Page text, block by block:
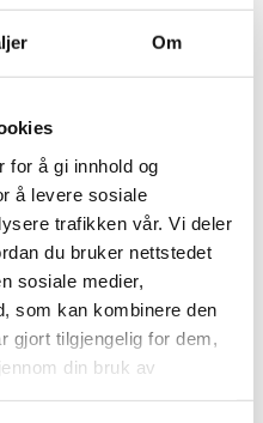
Om
for å gi innhold og
å levere sosiale
trafikken vår. Vi deler
du bruker nettstedet
sosiale medier,
som kan kombinere den
gjort tilgjengelig for dem,
din bruk av